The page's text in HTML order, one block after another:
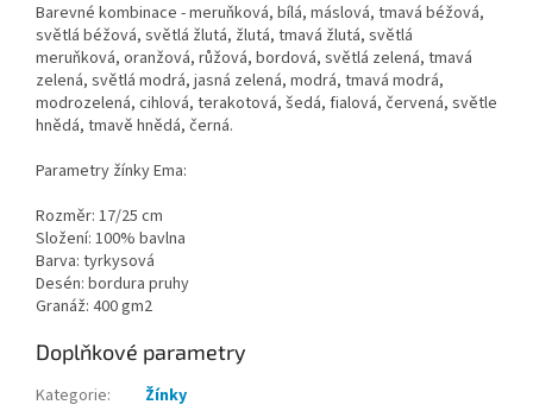
Barevné kombinace - meruňková, bílá, máslová, tmavá béžová,
světlá béžová, světlá žlutá, žlutá, tmavá žlutá, světlá
meruňková, oranžová, růžová, bordová, světlá zelená, tmavá
zelená, světlá modrá, jasná zelená, modrá, tmavá modrá,
modrozelená, cihlová, terakotová, šedá, fialová, červená, světle
hnědá, tmavě hnědá, černá.
Parametry žínky Ema:
Rozměr: 17/25 cm
Složení: 100% bavlna
Barva: tyrkysová
Desén: bordura pruhy
Granáž: 400 gm2
Doplňkové parametry
Kategorie:
Žínky